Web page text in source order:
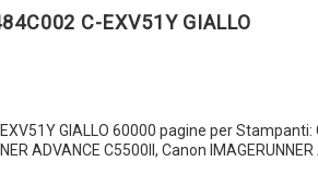
C-EXV51Y GIALLO
GIALLO 60000 pagine per Stampanti:
ADVANCE C5500II, Canon